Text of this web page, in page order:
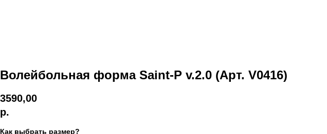
Волейбольная форма Saint-P v.2.0 (Арт. V0416)
3590,00
р.
Как выбрать размер?